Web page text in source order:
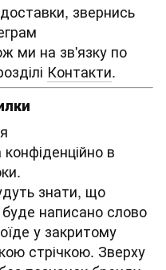
звернись
ми на зв'язку по
Контакти.
в
знати, що
буде написано слово
у закритому
стрічкою. Зверху